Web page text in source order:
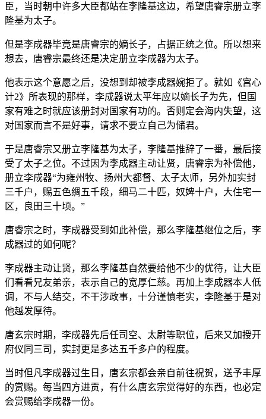
臣，当时朝中许多大臣都站在李隆基这边，希望唐睿宗册立李
隆基为太子。
但是李成器毕竟是唐睿宗的嫡长子，占据正统之位。所以想来
想去，唐睿宗最终还是决定册立李成器为太子。
他表示这个意愿之后，没想到却被李成器婉拒了。就如《宫心
计2》所表现的那样，李成器说太平年应以嫡长子为先，但国
家有难之时就应该册封对国家有功的。否则定会海内失望，这
对国家而言不是好事，请求不要立自己为储君。
于是唐睿宗又册立李隆基为太子，李隆基推辞了一番，最后接
受了太子之位。不过因为李成器主动让贤，唐睿宗为补偿他，
册立李成器“为雍州牧、扬州大都督、太子太师，另外加实封
三千户，赐五色绸五千段，细马二十匹，奴婢十户，大住宅一
区，良田三十顷。”
唐睿宗之时，李成器受到如此补偿，那么李隆基继位之后，李
成器过的如何呢？
李成器主动让贤，那么李隆基自然要给他不少的优待，让大臣
们看看兄友弟亲，表示自己的宽厚仁慈。再加上李成器本人低
调，不与人结交，不干涉政事，十分谨慎老实，李隆基于是对
他越发厚待。
唐玄宗时期，李成器先后任司空、太尉等职位，后来又加授开
府仪同三司，实封更是多达五千多户的程度。
当时但凡李成器过生日，唐玄宗都会亲自前往祝贺，送予丰厚
的赏赐。每当四方进贡，有什么唐玄宗觉得好的东西，也必定
会赏赐给李成器一份。